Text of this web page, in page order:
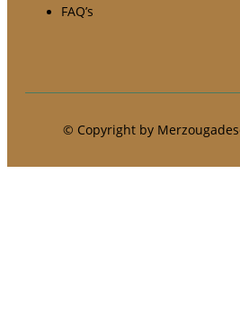
FAQ’s
© Copyright by